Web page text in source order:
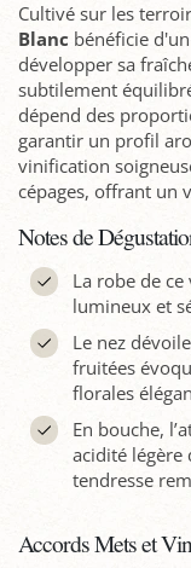
Cultivé sur les
Blanc bénéficie
développer sa
subtilement
dépend des
garantir un profil
vinification
cépages, offrant un
Notes de
La robe de
lumineux et
Le nez
fruitées
florales
En bouche,
acidité légère
tendresse
Accords Mets et